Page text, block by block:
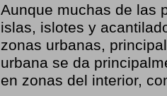
Aunque muchas de las
islas, islotes y
zonas urbanas,
urbana se da
en zonas del interior,